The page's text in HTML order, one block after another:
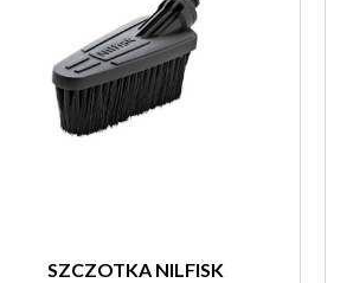
SZCZOTKA NILFISK